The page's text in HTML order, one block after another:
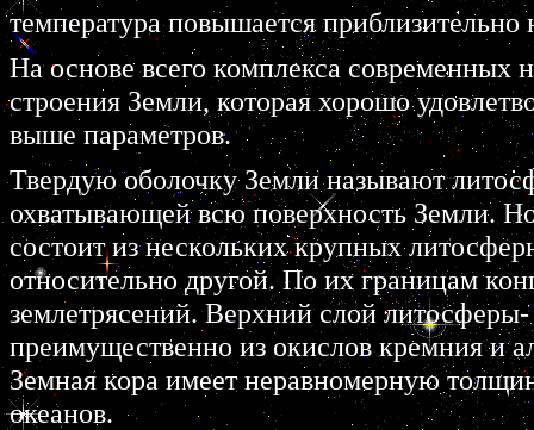
температура повышается приблизительно
На основе всего комплекса современных
строения Земли, которая хорошо
выше параметров.
Твердую оболочку Земли называют
охватывающей всю поверхность Земли.
состоит из нескольких крупных
относительно другой. По их границам
землетрясений. Верхний слой
преимущественно из окислов кремния и
Земная кора имеет неравномерную
океанов.